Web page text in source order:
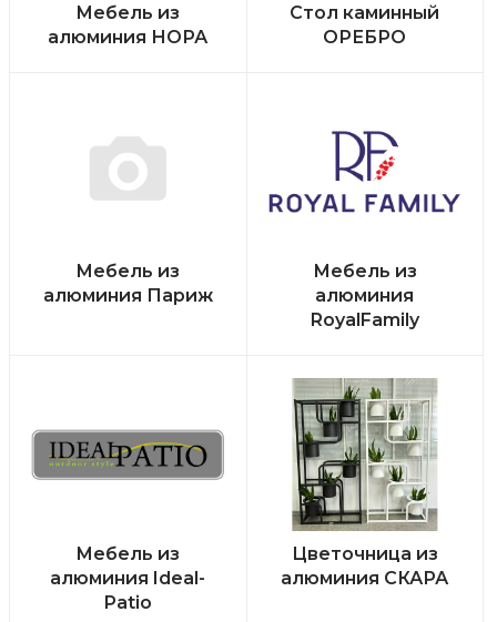
Мебель из
алюминия НОРА
Стол каминный
ОРЕБРО
Мебель из
алюминия Париж
Мебель из
алюминия
RoyalFamily
Мебель из
алюминия Ideal-
Patio
Цветочница из
алюминия СКАРА